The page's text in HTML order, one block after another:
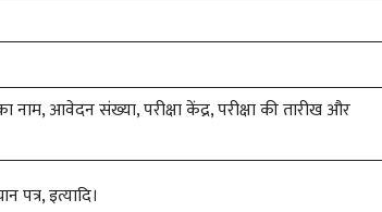
नाम, आवेदन संख्या, परीक्षा केंद्र, परीक्षा की तारीख और
पत्र, इत्यादि।